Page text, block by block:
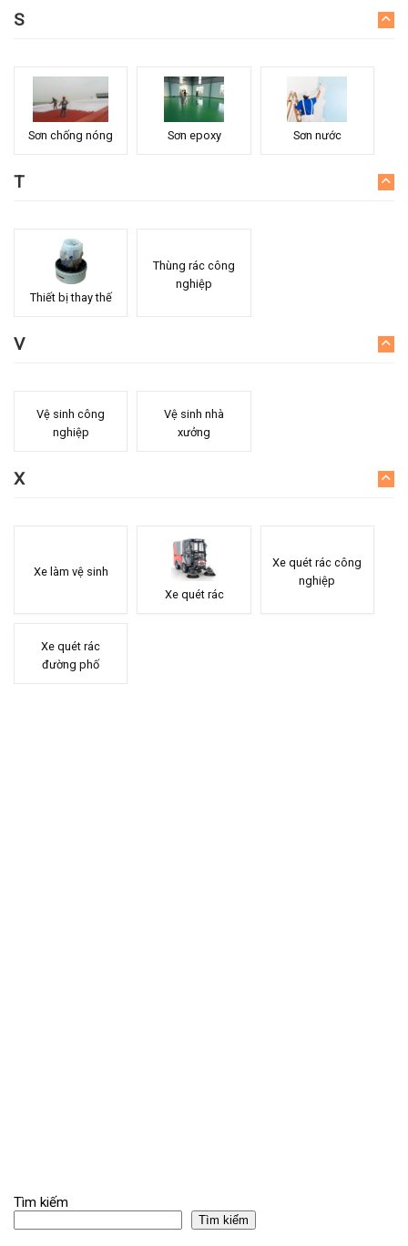
S
Sơn chống nóng Sơn epoxy Sơn nước
T
Thiết bị thay thế
Thùng rác công
nghiệp
V
Vệ sinh công
nghiệp
Vệ sinh nhà
xưởng
X
Xe làm vệ sinh
Xe quét rác
Xe quét rác công
nghiệp
Xe quét rác
đường phố
Tìm kiếm
Tìm kiếm